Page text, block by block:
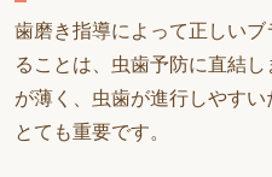
歯磨き指導によって正しい
ることは、虫歯予防に直結
が薄く、虫歯が進行しやす
とても重要です。